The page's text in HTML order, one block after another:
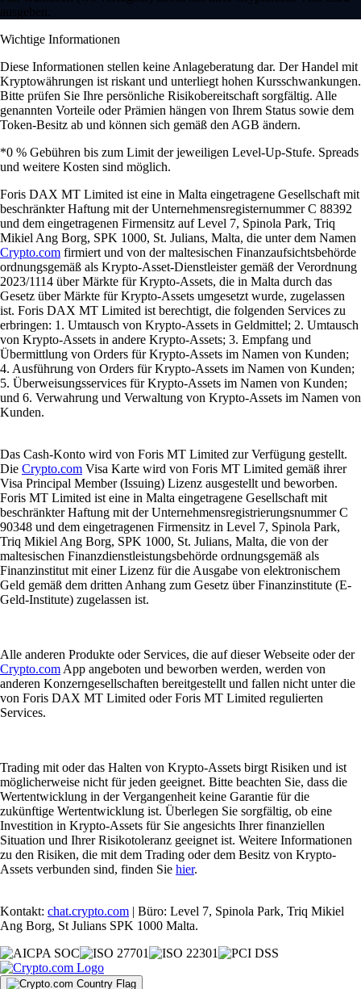
ausgeben.
Wichtige Informationen
Diese Informationen stellen keine Anlageberatung dar. Der Handel mit
Kryptowährungen ist riskant und unterliegt hohen Kursschwankungen.
Bitte prüfen Sie Ihre persönliche Risikobereitschaft sorgfältig. Alle
genannten Vorteile oder Prämien hängen von Ihrem Status sowie dem
Token-Besitz ab und können sich gemäß den AGB ändern.
*0 % Gebühren bis zum Limit der jeweiligen Level-Up-Stufe. Spreads
und weitere Kosten sind möglich.
Foris DAX MT Limited ist eine in Malta eingetragene Gesellschaft mit
beschränkter Haftung mit der Unternehmensregisternummer C 88392
und dem eingetragenen Firmensitz auf Level 7, Spinola Park, Triq
Mikiel Ang Borg, SPK 1000, St. Julians, Malta, die unter dem Namen
Crypto.com firmiert und von der maltesischen Finanzaufsichtsbehörde
ordnungsgemäß als Krypto-Asset-Dienstleister gemäß der Verordnung
2023/1114 über Märkte für Krypto-Assets, die in Malta durch das
Gesetz über Märkte für Krypto-Assets umgesetzt wurde, zugelassen
ist. Foris DAX MT Limited ist berechtigt, die folgenden Services zu
erbringen: 1. Umtausch von Krypto-Assets in Geldmittel; 2. Umtausch
von Krypto-Assets in andere Krypto-Assets; 3. Empfang und
Übermittlung von Orders für Krypto-Assets im Namen von Kunden;
4. Ausführung von Orders für Krypto-Assets im Namen von Kunden;
5. Überweisungsservices für Krypto-Assets im Namen von Kunden;
und 6. Verwahrung und Verwaltung von Krypto-Assets im Namen von
Kunden.
Das Cash-Konto wird von Foris MT Limited zur Verfügung gestellt.
Die Crypto.com Visa Karte wird von Foris MT Limited gemäß ihrer
Visa Principal Member (Issuing) Lizenz ausgestellt und beworben.
Foris MT Limited ist eine in Malta eingetragene Gesellschaft mit
beschränkter Haftung mit der Unternehmensregistrierungsnummer C
90348 und dem eingetragenen Firmensitz in Level 7, Spinola Park,
Triq Mikiel Ang Borg, SPK 1000, St. Julians, Malta, die von der
maltesischen Finanzdienstleistungsbehörde ordnungsgemäß als
Finanzinstitut mit einer Lizenz für die Ausgabe von elektronischem
Geld gemäß dem dritten Anhang zum Gesetz über Finanzinstitute (E-
Geld-Institute) zugelassen ist.
Alle anderen Produkte oder Services, die auf dieser Webseite oder der
Crypto.com App angeboten und beworben werden, werden von
anderen Konzerngesellschaften bereitgestellt und fallen nicht unter die
von Foris DAX MT Limited oder Foris MT Limited regulierten
Services.
Trading mit oder das Halten von Krypto-Assets birgt Risiken und ist
möglicherweise nicht für jeden geeignet. Bitte beachten Sie, dass die
Wertentwicklung in der Vergangenheit keine Garantie für die
zukünftige Wertentwicklung ist. Überlegen Sie sorgfältig, ob eine
Investition in Krypto-Assets für Sie angesichts Ihrer finanziellen
Situation und Ihrer Risikotoleranz geeignet ist. Weitere Informationen
zu den Risiken, die mit dem Trading oder dem Besitz von Krypto-
Assets verbunden sind, finden Sie hier.
Kontakt: chat.crypto.com | Büro: Level 7, Spinola Park, Triq Mikiel
Ang Borg, St Julians SPK 1000 Malta.